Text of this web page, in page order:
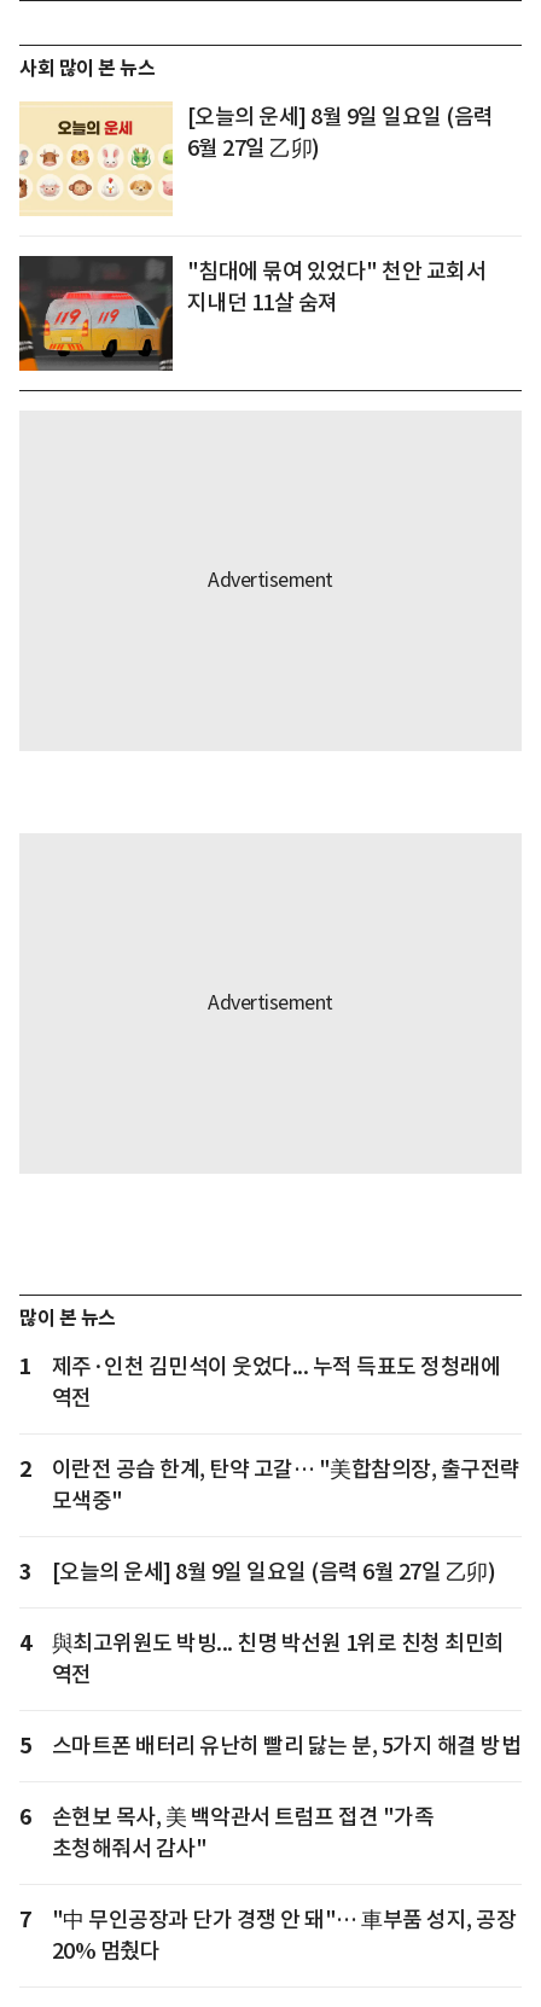
사회 많이 본 뉴스
[오늘의 운세] 8월 9일 일요일 (음력
6월 27일 乙卯)
"침대에 묶여 있었다" 천안 교회서
지내던 11살 숨져
많이 본 뉴스
1
제주·인천 김민석이 웃었다... 누적 득표도 정청래에
역전
2
이란전 공습 한계, 탄약 고갈… "美합참의장, 출구전략
모색중"
3 [오늘의 운세] 8월 9일 일요일 (음력 6월 27일 乙卯)
4
與최고위원도 박빙... 친명 박선원 1위로 친청 최민희
역전
5 스마트폰 배터리 유난히 빨리 닳는 분, 5가지 해결 방법
6
손현보 목사, 美 백악관서 트럼프 접견 "가족
초청해줘서 감사"
7
"中 무인공장과 단가 경쟁 안 돼"… 車부품 성지, 공장
20% 멈췄다